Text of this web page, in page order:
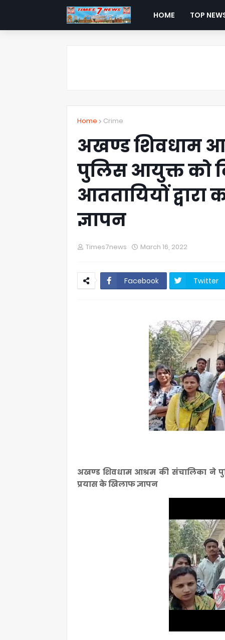
HOME TOP
Home Crime
अखण्ड शिवधाम
पुलिस आयुक्त को
आततायियों
ज्ञापन
Times7news March 16, 2022
Facebook Twitter
अखण्ड शिवधाम आश्रम की संचालिका ने
प्रयास के खिलाफ ज्ञापन